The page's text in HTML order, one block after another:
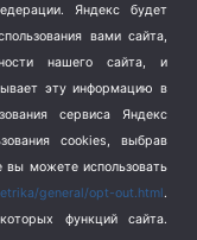
Яндекс будет
вами сайта,
нашего сайта, и
эту информацию в
сервиса Яндекс
cookies, выбрав
вы можете использовать
general/opt-out.html.
функций сайта.